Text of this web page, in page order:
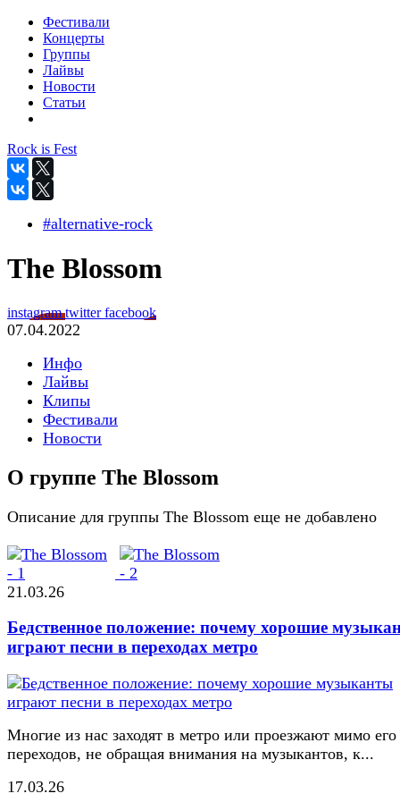
Фестивали
Концерты
Группы
Лайвы
Новости
Статьи
Rock is Fest
#alternative-rock
The Blossom
instagramtwitterfacebook
07.04.2022
Инфо
Лайвы
Клипы
Фестивали
Новости
О группе The Blossom
Описание для группы The Blossom еще не добавлено
21.03.26
Бедственное положение: почему хорошие
играют песни в переходах метро
Многие из нас заходят в метро или проезжают мимо его
переходов, не обращая внимания на музыкантов, к...
17.03.26